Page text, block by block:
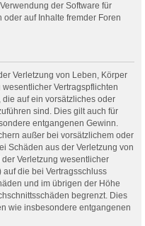
der Software für
oder auf Inhalte fremder Foren
Verletzung von Leben, Körper
Vertragspflichten
auf ein vorsätzliches oder
sind. Dies gilt auch für
entgangenen Gewinn.
außer bei vorsätzlichem oder
Schäden aus der Verletzung von
Verletzung wesentlicher
die bei Vertragsschluss
und im übrigen der Höhe
begrenzt. Dies
wie insbesondere entgangenen